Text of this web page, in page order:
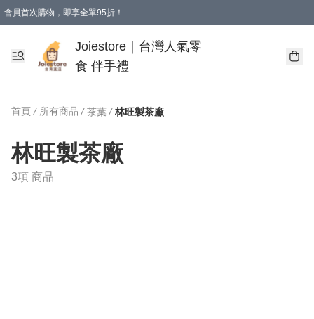
會員首次購物，即享全單95折！
購物滿 HKD 350.00即享免運費優惠！（適用於 本地送貨、本地取貨 )
Joiestore｜台灣人氣零
食 伴手禮
首頁 / 所有商品 / 茶葉 / 林旺製茶廠
林旺製茶廠
3項 商品